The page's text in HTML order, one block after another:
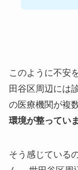
このように不安
田谷区周辺には
の医療機関が複
環境が整ってい
そう感じている